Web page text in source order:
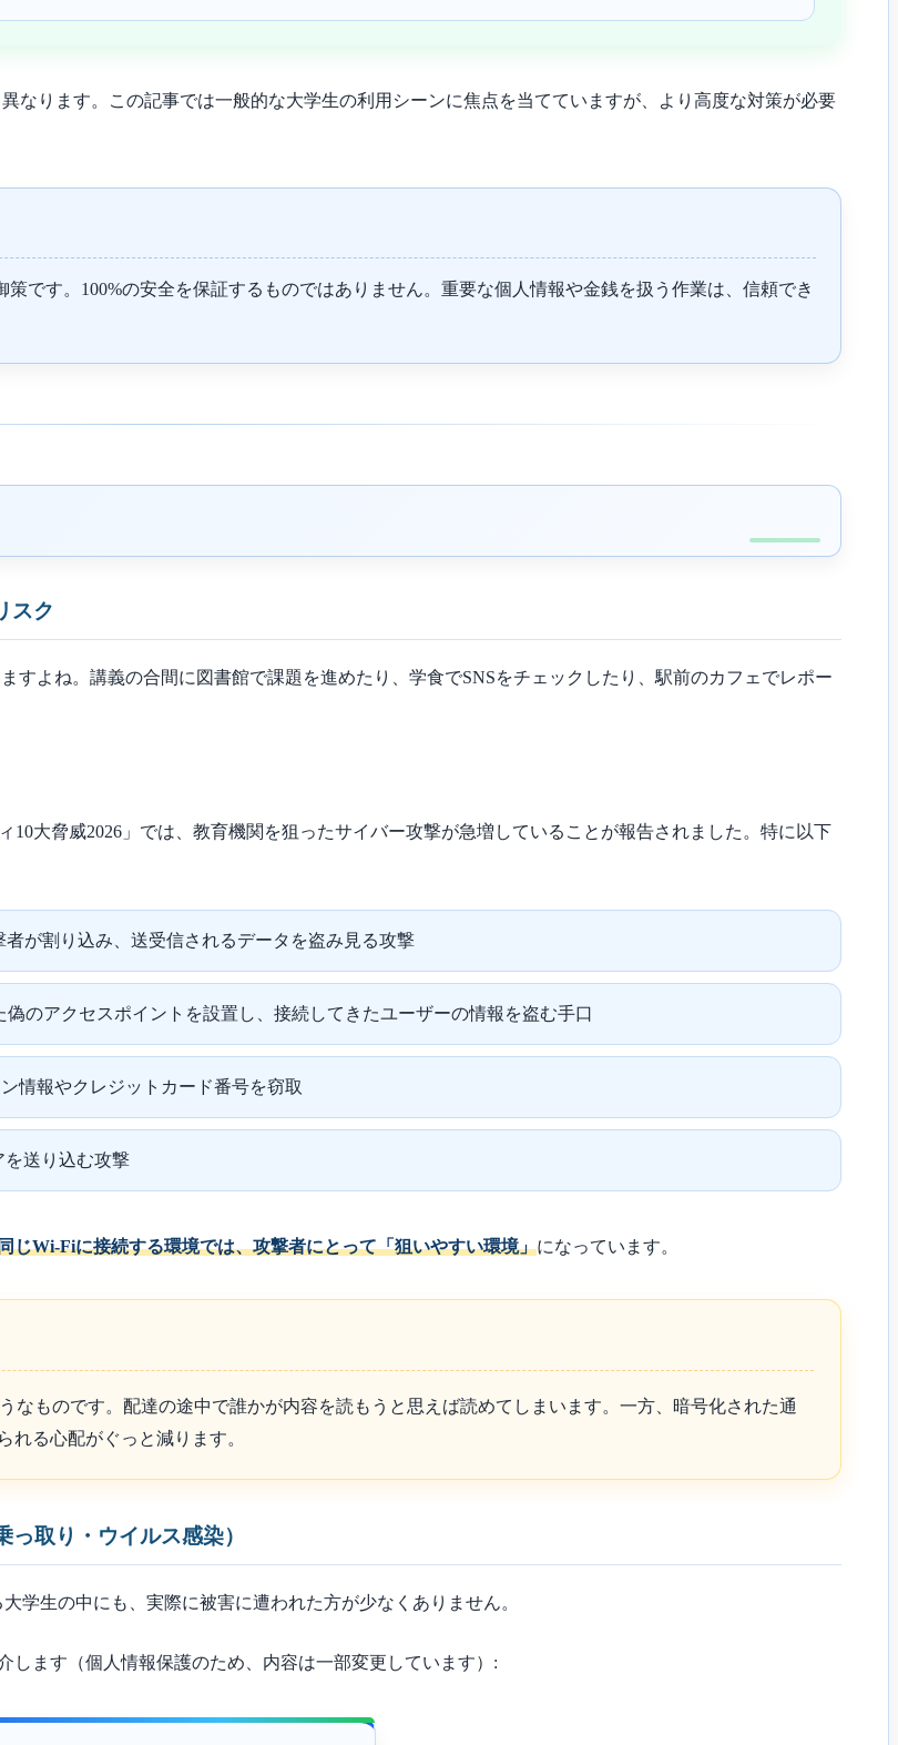
なります。この記事では一般的な大学生の利用シーンに焦点を当てていますが、より高度な対策が必要
です。100%の安全を保証するものではありません。重要な個人情報や金銭を扱う作業は、信頼でき
スク
すよね。講義の合間に図書館で課題を進めたり、学食でSNSをチェックしたり、駅前のカフェでレポー
10大脅威2026」では、教育機関を狙ったサイバー攻撃が急増していることが報告されました。特に以下
者が割り込み、送受信されるデータを盗み見る攻撃
偽のアクセスポイントを設置し、接続してきたユーザーの情報を盗む手口
情報やクレジットカード番号を窃取
を送り込む攻撃
じWi-Fiに接続する環境では、攻撃者にとって「狙いやすい環境」になっています。
なものです。配達の途中で誰かが内容を読もうと思えば読めてしまいます。一方、暗号化された通
れる心配がぐっと減ります。
取り・ウイルス感染）
学生の中にも、実際に被害に遭われた方が少なくありません。
します（個人情報保護のため、内容は一部変更しています）: